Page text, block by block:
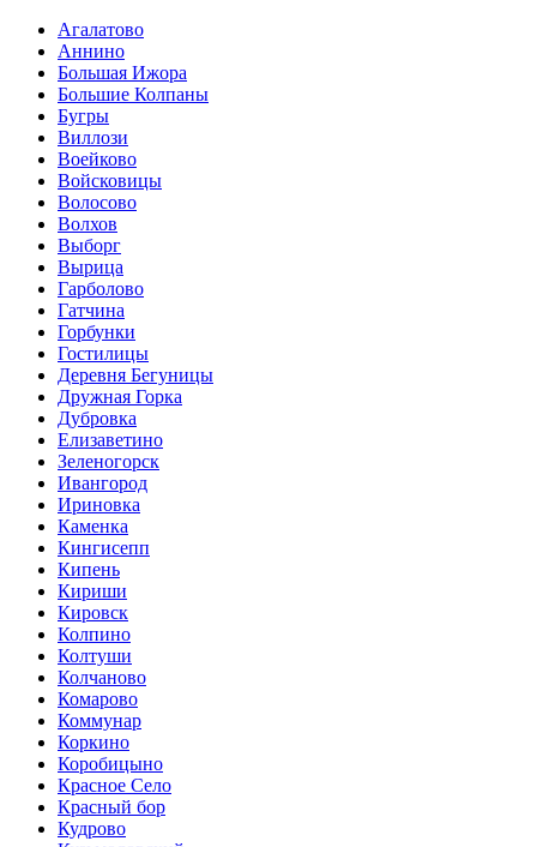
Агалатово
Аннино
Большая Ижора
Большие Колпаны
Бугры
Виллози
Воейково
Войсковицы
Волосово
Волхов
Выборг
Вырица
Гарболово
Гатчина
Горбунки
Гостилицы
Деревня Бегуницы
Дружная Горка
Дубровка
Елизаветино
Зеленогорск
Ивангород
Ириновка
Каменка
Кингисепп
Кипень
Кириши
Кировск
Колпино
Колтуши
Колчаново
Комарово
Коммунар
Коркино
Коробицыно
Красное Село
Красный бор
Кудрово